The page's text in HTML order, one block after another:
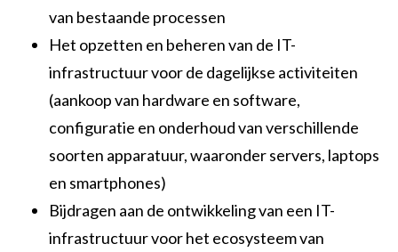
van bestaande processen
Het opzetten en beheren van de IT-
infrastructuur voor de dagelijkse activiteiten
(aankoop van hardware en software,
configuratie en onderhoud van verschillende
soorten apparatuur, waaronder servers, laptops
en smartphones)
Bijdragen aan de ontwikkeling van een IT-
infrastructuur voor het ecosysteem van